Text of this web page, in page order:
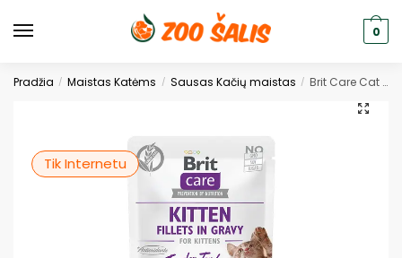
0
Pradžia / Maistas Katėms / Sausas Kačių maistas / Brit Care Cat Kitten konservai katėms maiš. Fillets in Gravy Turkey 85g. * 24vnt.
Tik Internetu